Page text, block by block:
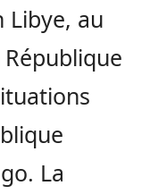
Libye, au
La